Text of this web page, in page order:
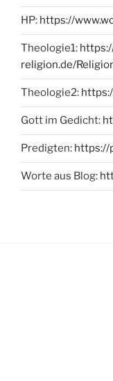
HP: https://
Theologie1:
religion.de/
Theologie2:
Gott im Gedicht:
Predigten: https://
Worte aus Blog: